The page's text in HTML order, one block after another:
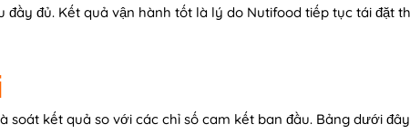
đủ. Kết quả vận hành tốt là lý do Nutifood tiếp tục tái đặt
kết quả so với các chỉ số cam kết ban đầu. Bảng dưới